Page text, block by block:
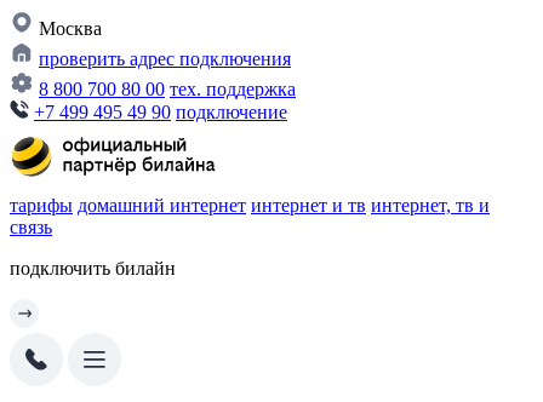
Москва
проверить адрес подключения
8 800 700 80 00 тех. поддержка
+7 499 495 49 90 подключение
тарифы домашний интернет интернет и тв интернет, тв и
связь
подключить билайн